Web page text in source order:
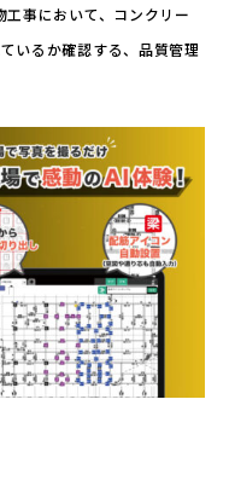
工事において、コンクリー
いるか確認する、品質管理